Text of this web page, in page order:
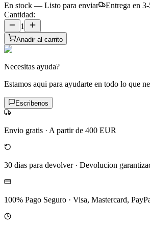
En stock — Listo para enviar
Entrega en
Cantidad:
1
Anadir al carrito
Necesitas ayuda?
Estamos aqui para ayudarte en todo lo que
Escribenos
Envio gratis · A partir de 400 EUR
30 dias para devolver· Devolucion
100% Pago Seguro · Visa, Mastercard,